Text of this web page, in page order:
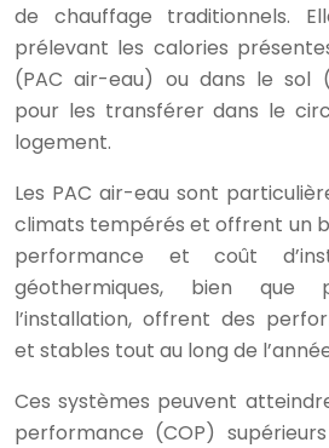
de chauffage traditionnels.
prélevant les calories
(PAC air-eau) ou dans le sol
pour les transférer dans le
logement.
Les PAC air-eau sont
climats tempérés et offrent un
performance et coût
géothermiques, bien que
l’installation, offrent des
et stables tout au long de
Ces systèmes peuvent
performance (COP)